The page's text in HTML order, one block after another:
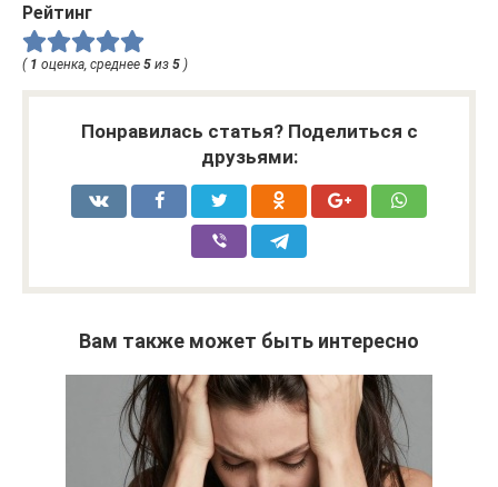
Рейтинг
( 1 оценка, среднее 5 из 5 )
Понравилась статья? Поделиться с
друзьями:
Вам также может быть интересно